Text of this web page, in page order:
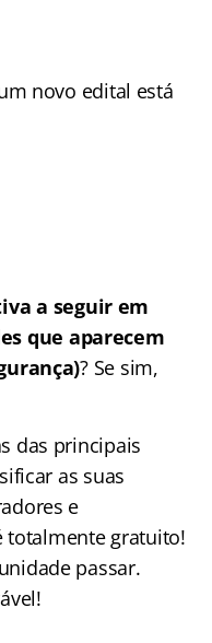
novo edital está
a seguir em
que aparecem
? Se sim,
das principais
as suas
e
totalmente gratuito!
passar.